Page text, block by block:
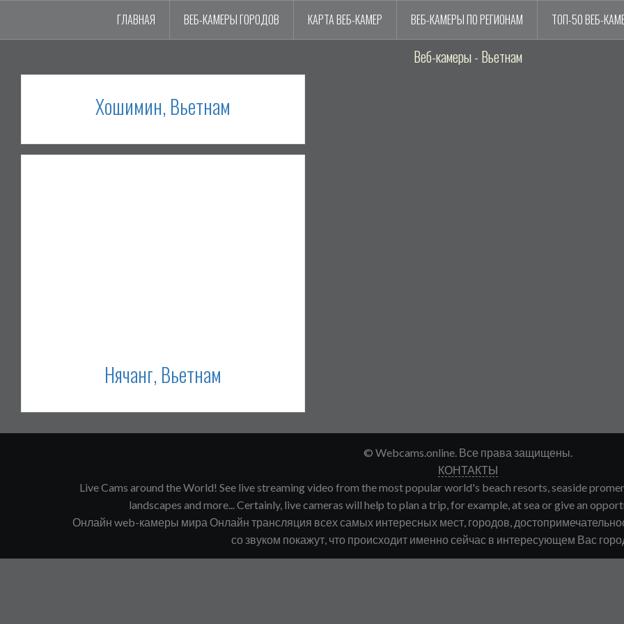
ГЛАВНАЯ ВЕБ-КАМЕРЫ ГОРОДОВ КАРТА ВЕБ-КАМЕР ВЕБ-КАМЕРЫ ПО РЕГИОНАМ ТОП-50 ВЕБ-
Веб-камеры - Вьетнам
Хошимин, Вьетнам
Нячанг, Вьетнам
© Webcams.online. Все права защищены.
КОНТАКТЫ
Live Cams around the World! See live streaming video from the most popular world's beach resorts, seaside
landscapes and more... Certainly, live cameras will help to plan a trip, for example, at sea or give an
Онлайн web-камеры мира Онлайн трансляция всех самых интересных мест, городов,
со звуком покажут, что происходит именно сейчас в интересующем Вас